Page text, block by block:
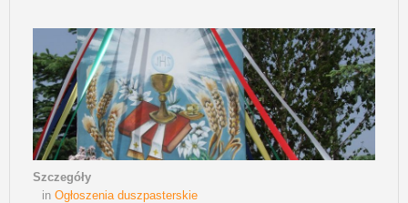
Szczegóły
in Ogłoszenia duszpasterskie